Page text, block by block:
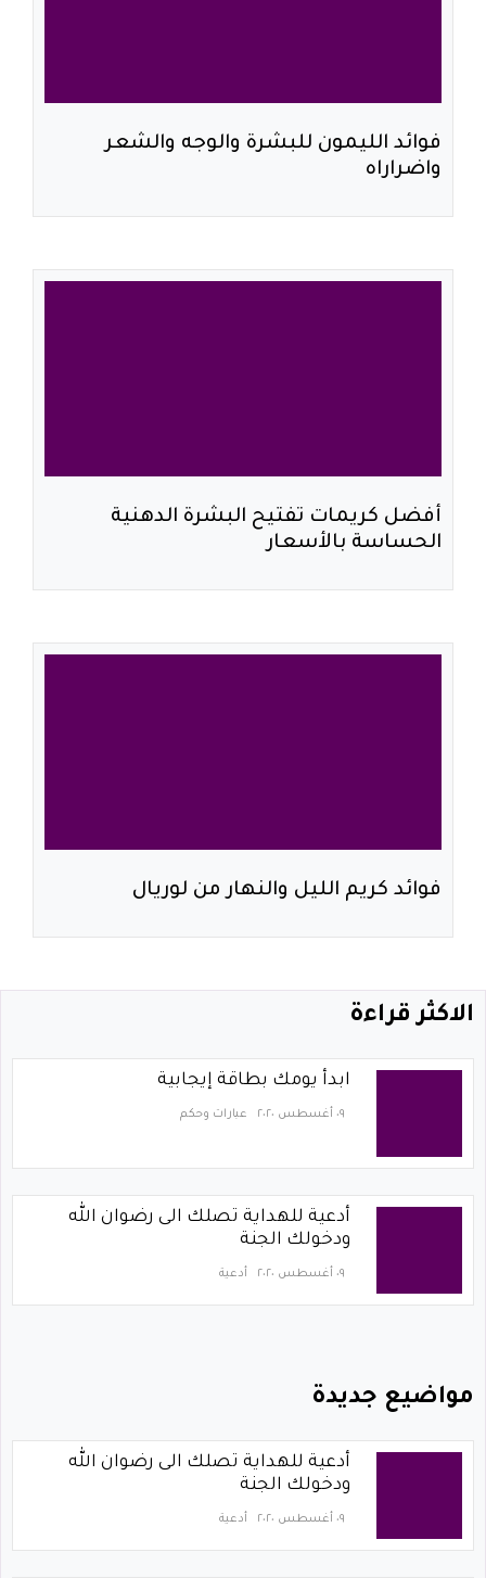
فوائد الليمون للبشرة والوجه والشعر
واضراراه
أفضل كريمات تفتيح البشرة الدهنية
الحساسة بالأسعار
فوائد كريم الليل والنهار من لوريال
الاكثر قراءة
ابدأ يومك بطاقة إيجابية
٠٩ أغسطس ٢٠٢٠ عبارات وحكم
أدعية للهداية تصلك الى رضوان الله
ودخولك الجنة
٠٩ أغسطس ٢٠٢٠ أدعية
مواضيع جديدة
أدعية للهداية تصلك الى رضوان الله
ودخولك الجنة
٠٩ أغسطس ٢٠٢٠ أدعية